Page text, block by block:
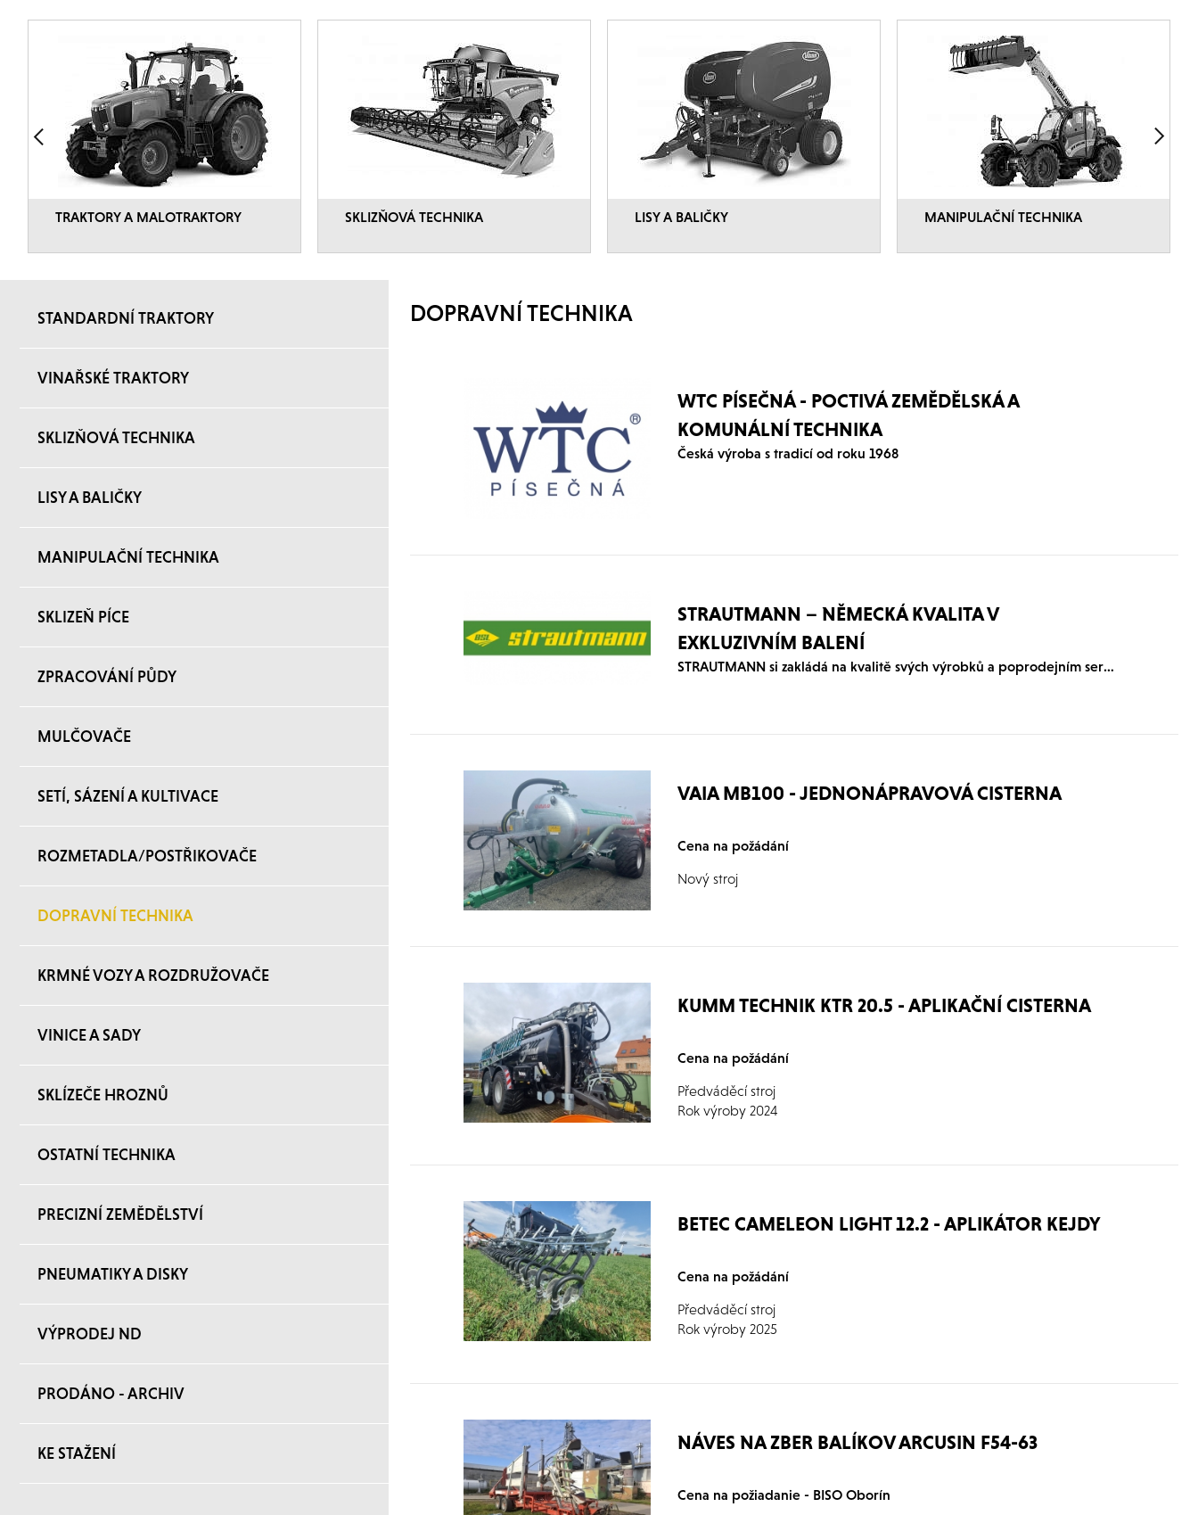
TRAKTORY A MALOTRAKTORY SKLIZŇOVÁ TECHNIKA LISY A BALIČKY MANIPULAČNÍ TECHNIKA
STANDARDNÍ TRAKTORY
VINAŘSKÉ TRAKTORY
SKLIZŇOVÁ TECHNIKA
LISY A BALIČKY
MANIPULAČNÍ TECHNIKA
SKLIZEŇ PÍCE
ZPRACOVÁNÍ PŮDY
MULČOVAČE
SETÍ, SÁZENÍ A KULTIVACE
ROZMETADLA/POSTŘIKOVAČE
DOPRAVNÍ TECHNIKA
KRMNÉ VOZY A ROZDRUŽOVAČE
VINICE A SADY
SKLÍZEČE HROZNŮ
OSTATNÍ TECHNIKA
PRECIZNÍ ZEMĚDĚLSTVÍ
PNEUMATIKY A DISKY
VÝPRODEJ ND
PRODÁNO - ARCHIV
KE STAŽENÍ
DOPRAVNÍ TECHNIKA
WTC PÍSEČNÁ - POCTIVÁ ZEMĚDĚLSKÁ A
KOMUNÁLNÍ TECHNIKA
Česká výroba s tradicí od roku 1968
STRAUTMANN – NĚMECKÁ KVALITA V
EXKLUZIVNÍM BALENÍ
STRAUTMANN si zakládá na kvalitě svých výrobků a poprodejním servisu
VAIA MB100 - JEDNONÁPRAVOVÁ CISTERNA
Cena na požádání
Nový stroj
KUMM TECHNIK KTR 20.5 - APLIKAČNÍ CISTERNA
Cena na požádání
Předváděcí stroj
Rok výroby 2024
BETEC CAMELEON LIGHT 12.2 - APLIKÁTOR KEJDY
Cena na požádání
Předváděcí stroj
Rok výroby 2025
NÁVES NA ZBER BALÍKOV ARCUSIN F54-63
Cena na požiadanie - BISO Oborín